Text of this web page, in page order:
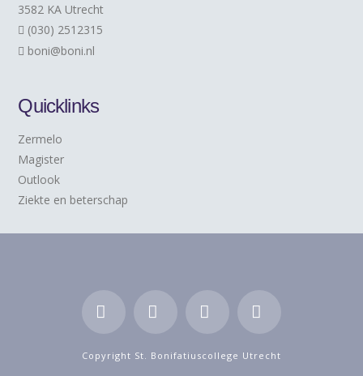
3582 KA Utrecht
(030) 2512315
boni@boni.nl
Quicklinks
Zermelo
Magister
Outlook
Ziekte en beterschap
FacebookLinkedInYouTubeInstagram
Copyright St. Bonifatiuscollege Utrecht